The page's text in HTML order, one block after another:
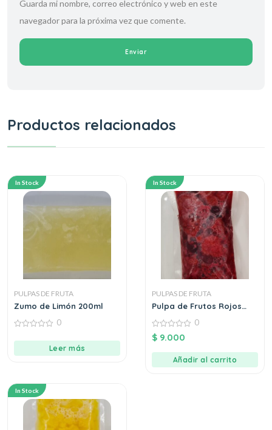
Guarda mi nombre, correo electrónico y web en este
navegador para la próxima vez que comente.
Productos relacionados
In Stock
PULPAS DE FRUTA
Zumo de Limón 200ml
out
5
0
Leer más
In Stock
PULPAS DE FRUTA
Pulpa de Frutos Rojos
0
out
0
$ 9.000
Añadir al carrito
In Stock